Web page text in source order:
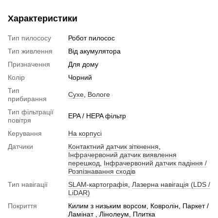
Характеристики
Тип пилососу
Робот пилосос
Тип живлення
Від акумулятора
Призначення
Для дому
Колір
Чорний
Тип
прибирання
Сухе Вологе
Тип фільтрації
повітря
EPA / HEPA фільтр
Керування
На корпусі
Датчики
Контактний датчик зіткнення
Інфрачервоний датчик виявлення
перешкод
Інфрачервоний датчик падіння /
Розпізнавання сходів
Тип навігації
SLAM-картографія
Лазерна навігація (LDS /
LiDAR)
Покриття
Килим з низьким ворсом, Ковролін, Паркет /
Ламінат , Лінолеум, Плитка